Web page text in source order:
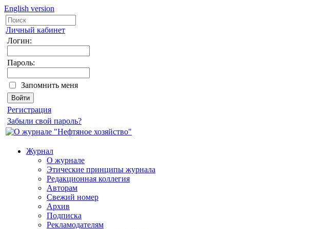
English version
Личный кабинет
Логин:
Пароль:
Запомнить меня
Регистрация
Забыли свой пароль?
Журнал
О журнале
Этические принципы журнала
Редакционная коллегия
Авторам
Свежий номер
Архив
Подписка
Рекламодателям